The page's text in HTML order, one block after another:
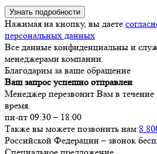
Узнать подробности
Нажимая на кнопку, вы даете
персональных данных
Все данные конфиденциальны и
менеджерами компании.
Благодарим за ваше обращение
Ваш запрос успешно отправлен
Менеджер перезвонит Вам в течение
время.
пн-пт 09:30 – 18:00
Также вы можете позвонить нам:8
Российской Федерации – звонок
Специальное предложение